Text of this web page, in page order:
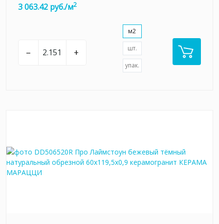
3 063.42 руб./м2
– +
м2
шт.
упак.